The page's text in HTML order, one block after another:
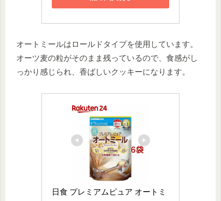
オートミールはロールドタイプを使用しています。
オーツ麦の粒がそのまま残っているので、食感がし
っかり感じられ、香ばしいクッキーになります。
日食 プレミアムピュア オートミ